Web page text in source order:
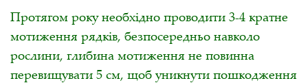
Протягом року необхідно проводити 3-4 кратне
мотиження рядків, безпосередньо навколо
рослини, глибина мотиження не повинна
перевищувати 5 см, щоб уникнути пошкодження